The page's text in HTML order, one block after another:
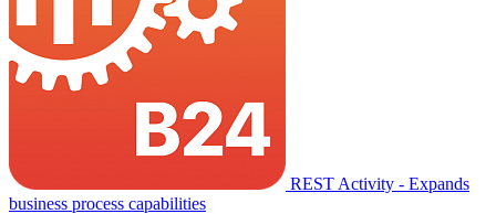
REST Activity - Expands
business process capabilities